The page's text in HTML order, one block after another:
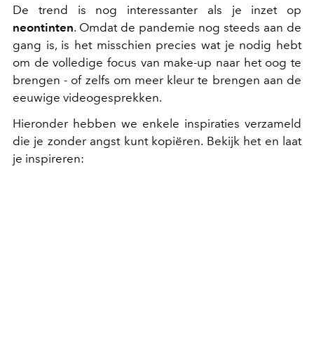
De trend is nog interessanter als je inzet op
neontinten. Omdat de pandemie nog steeds aan de
gang is, is het misschien precies wat je nodig hebt
om de volledige focus van make-up naar het oog te
brengen - of zelfs om meer kleur te brengen aan de
eeuwige videogesprekken.
Hieronder hebben we enkele inspiraties verzameld
die je zonder angst kunt kopiëren. Bekijk het en laat
je inspireren: